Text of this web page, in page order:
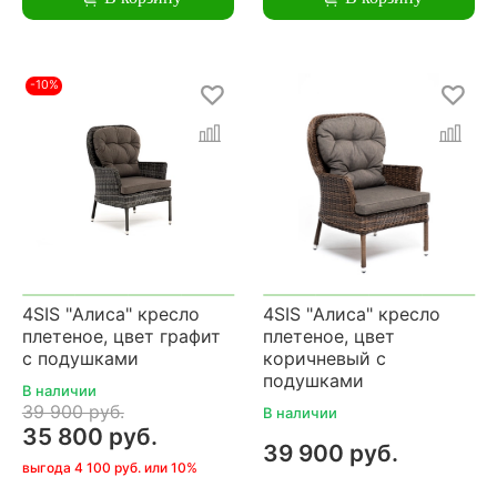
-10%
4SIS "Алиса" кресло
плетеное, цвет графит
с подушками
В наличии
39 900 руб.
35 800 руб.
выгода 4 100 руб. или 10%
4SIS "Алиса" кресло
плетеное, цвет
коричневый с
подушками
В наличии
39 900 руб.